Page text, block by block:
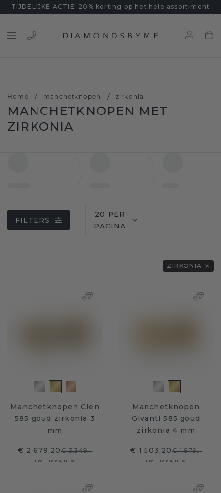
TIJDELIJKE ACTIE: 20% korting op het hele assortiment
Home / manchetknopen / zirkonia
MANCHETKNOPEN MET
ZIRKONIA
FILTERS
20 PER
PAGINA
ZIRKONIA
Manchetknopen Clen
585 goud zirkonia 3
mm
€ 2.679,20€ 3.349,-
Excl. Tax & BTW
Manchetknopen
Givanti 585 goud
zirkonia 4 mm
€ 1.503,20€ 1.879,-
Excl. Tax & BTW